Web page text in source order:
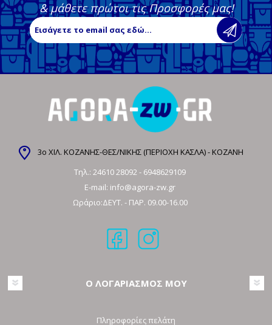
& μάθετε πρώτοι τις Προσφορές μας!
3ο ΧΙΛ. ΚΟΖΑΝΗΣ-ΘΕΣ/ΝΙΚΗΣ (ΠΕΡΙΟΧΗ ΚΑΣΛΑ) - ΚΟΖΑΝΗ
Τηλ.: 24610 28092- 6948629109
E-mail: info@agora-zw.gr
Ωράριο:ΔΕΥΤ. - ΠΑΡ. 09.00-16.00
Ο ΛΟΓΑΡΙΑΣΜΟΣ ΜΟΥ
Πληροφορίες πελάτη